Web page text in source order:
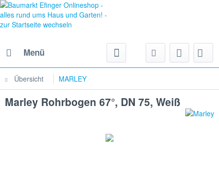
Menü
Übersicht MARLEY
Marley Rohrbogen 67°, DN 75, Weiß